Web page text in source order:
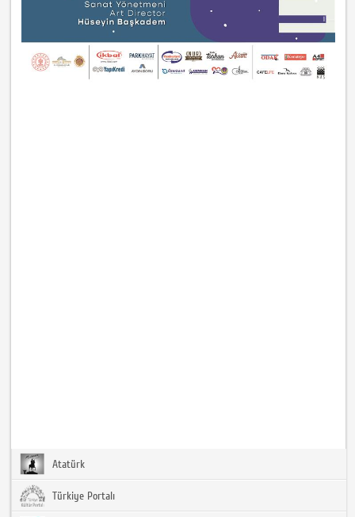
Atatürk
Türkiye Portalı